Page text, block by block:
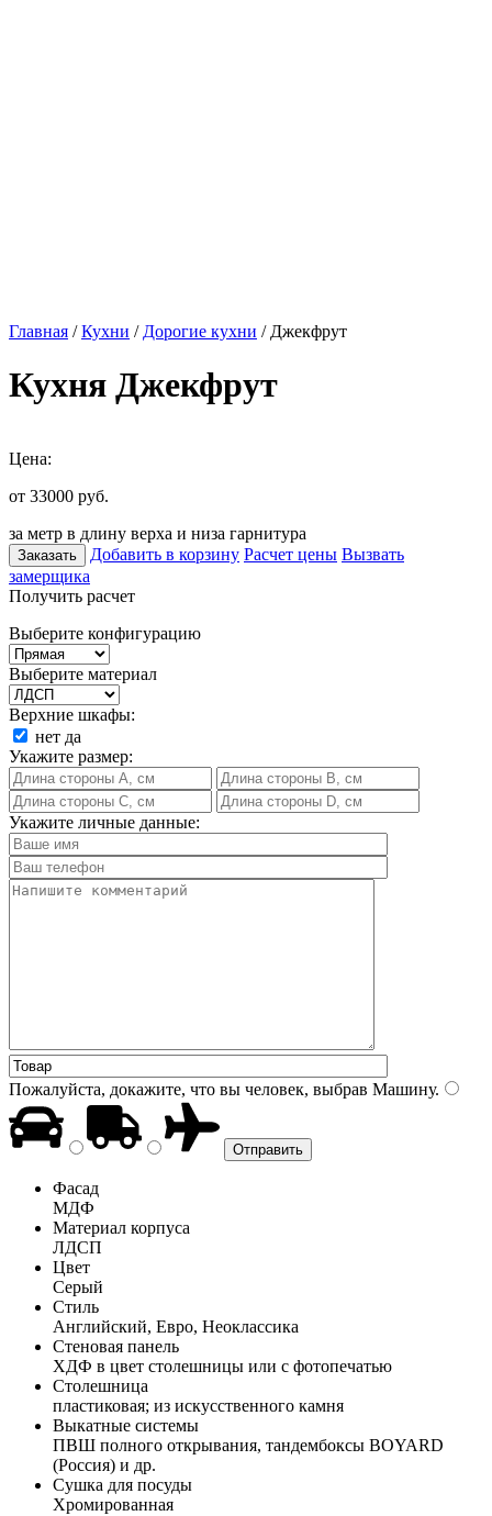
Главная /Кухни / Дорогие кухни / Джекфрут
Кухня Джекфрут
Цена:
от 33000 руб.
за метр в длину верха и низа гарнитура
Заказать Добавить в корзину Расчет цены Вызвать
замерщика
Получить расчет
Выберите конфигурацию
Выберите материал
Верхние шкафы:
нет да
Укажите размер:
Укажите личные данные:
Пожалуйста, докажите, что вы человек, выбрав Машину.
Фасад
МДФ
Материал корпуса
ЛДСП
Цвет
Серый
Стиль
Английский, Евро, Неоклассика
Стеновая панель
ХДФ в цвет столешницы или с фотопечатью
Столешница
пластиковая; из искусственного камня
Выкатные системы
ПВШ полного открывания, тандембоксы BOYARD
(Россия) и др.
Сушка для посуды
Хромированная